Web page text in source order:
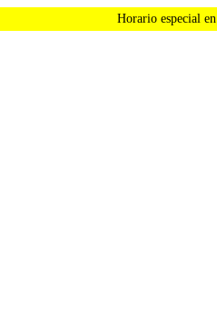
Horario especial en